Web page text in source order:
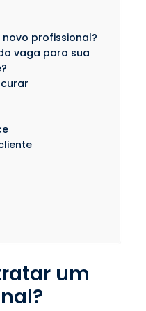
profissional?
vaga para sua
um